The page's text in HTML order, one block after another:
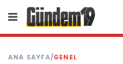
ANA SAYFA/GENEL